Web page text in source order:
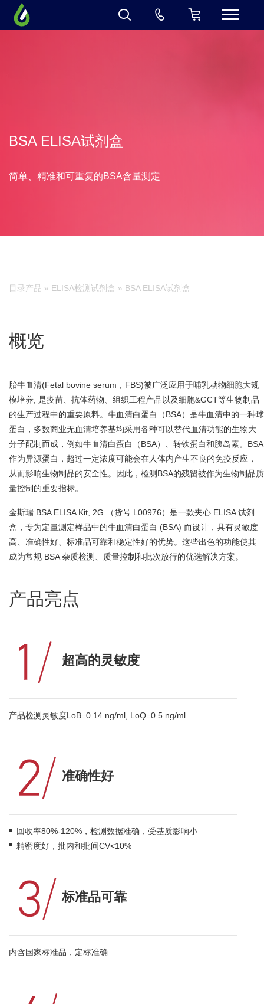
BSA ELISA试剂盒
简单、精准和可重复的BSA含量测定
目录产品 » ELISA检测试剂盒 » BSA ELISA试剂盒
概览
胎牛血清(Fetal bovine serum，FBS)被广泛应用于哺乳动物细胞大规
模培养, 是疫苗、抗体药物、组织工程产品以及细胞&GCT等生物制品
的生产过程中的重要原料。牛血清白蛋白（BSA）是牛血清中的一种球
蛋白，多数商业无血清培养基均采用各种可以替代血清功能的生物大
分子配制而成，例如牛血清白蛋白（BSA）、转铁蛋白和胰岛素。BSA
作为异源蛋白，超过一定浓度可能会在人体内产生不良的免疫反应，
从而影响生物制品的安全性。因此，检测BSA的残留被作为生物制品质
量控制的重要指标。
金斯瑞 BSA ELISA Kit, 2G （货号 L00976）是一款夹心 ELISA 试剂
盒，专为定量测定样品中的牛血清白蛋白 (BSA) 而设计，具有灵敏度
高、准确性好、标准品可靠和稳定性好的优势。这些出色的功能使其
成为常规 BSA 杂质检测、质量控制和批次放行的优选解决方案。
产品亮点
超高的灵敏度
产品检测灵敏度LoB=0.14 ng/ml, LoQ=0.5 ng/ml
准确性好
回收率80%-120%，检测数据准确，受基质影响小
精密度好，批内和批间CV<10%
标准品可靠
内含国家标准品，定标准确